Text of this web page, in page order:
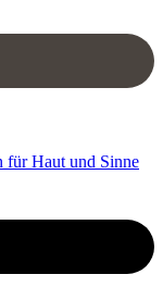
für Haut und Sinne